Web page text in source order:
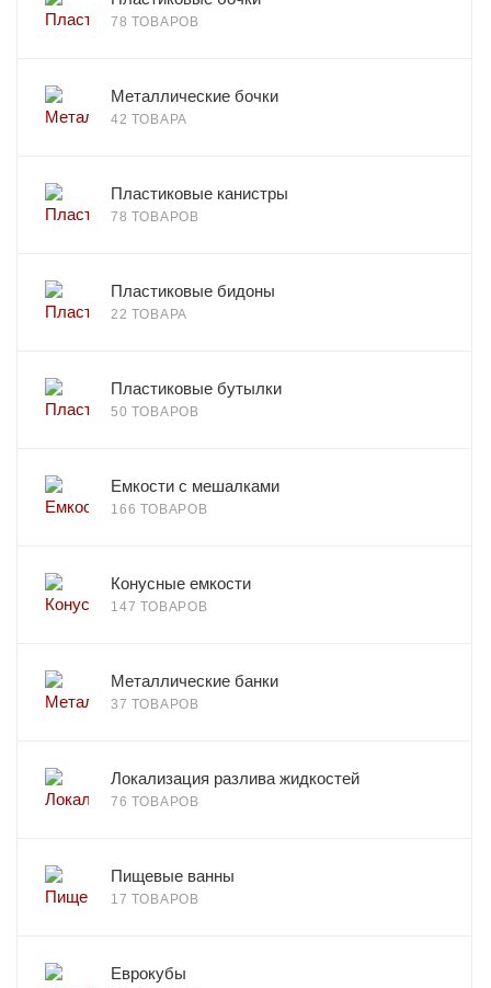
78 ТОВАРОВ
Металлические бочки
42 ТОВАРА
Пластиковые канистры
78 ТОВАРОВ
Пластиковые бидоны
22 ТОВАРА
Пластиковые бутылки
50 ТОВАРОВ
Емкости с мешалками
166 ТОВАРОВ
Конусные емкости
147 ТОВАРОВ
Металлические банки
37 ТОВАРОВ
Локализация разлива жидкостей
76 ТОВАРОВ
Пищевые ванны
17 ТОВАРОВ
Еврокубы